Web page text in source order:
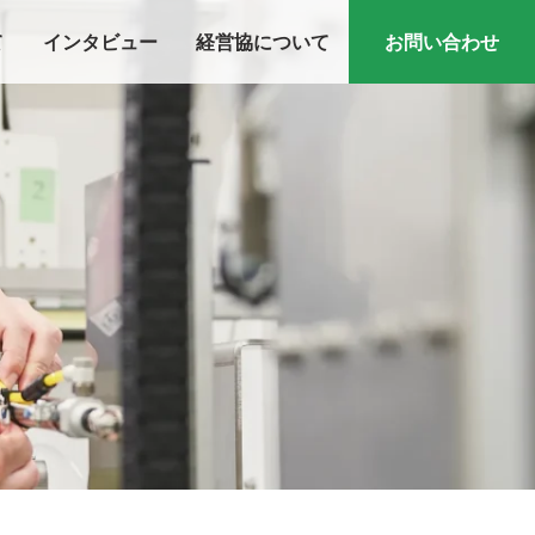
インタビュー 経営協について お問い合わせ